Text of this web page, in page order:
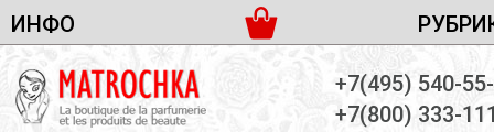
ИНФО
ДОСТАВКА И ОПЛАТА
ЖЕНСКАЯ ПАРФЮМЕРИЯ
МУЖСКАЯ ПАРФЮМЕРИЯ
+7(495) 540-
+7(800) 333-